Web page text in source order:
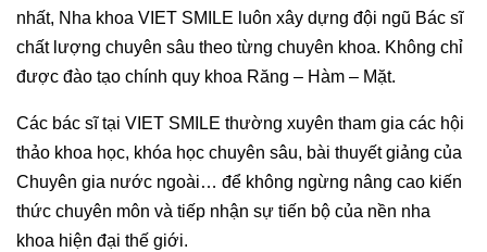
nhất, Nha khoa VIET SMILE luôn xây dựng đội ngũ Bác sĩ
chất lượng chuyên sâu theo từng chuyên khoa. Không chỉ
được đào tạo chính quy khoa Răng – Hàm – Mặt.
Các bác sĩ tại VIET SMILE thường xuyên tham gia các hội
thảo khoa học, khóa học chuyên sâu, bài thuyết giảng của
Chuyên gia nước ngoài… để không ngừng nâng cao kiến
thức chuyên môn và tiếp nhận sự tiến bộ của nền nha
khoa hiện đại thế giới.